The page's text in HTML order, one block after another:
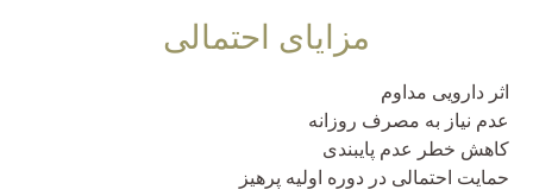
مزایای احتمالی
اثر دارویی مداوم
عدم نیاز به مصرف روزانه
کاهش خطر عدم پایبندی
حمایت احتمالی در دوره اولیه پرهیز